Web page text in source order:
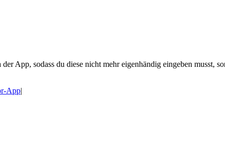
App, sodass du diese nicht mehr eigenhändig eingeben
App|